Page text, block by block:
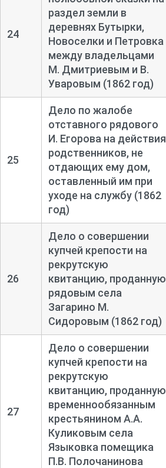
24
раздел земли в
деревнях Бутырки,
Новоселки и Петровка
между владельцами
М. Дмитриевым и В.
Уваровым (1862 год)
25
Дело по жалобе
отставного рядового
И. Егорова на действия
родственников, не
отдающих ему дом,
оставленный им при
уходе на службу (1862
год)
26
Дело о совершении
купчей крепости на
рекрутскую
квитанцию, проданную
рядовым села
Загарино М.
Сидоровым (1862 год)
27
Дело о совершении
купчей крепости на
рекрутскую
квитанцию, проданную
временнообязанным
крестьянином А.А.
Куликовым села
Языковка помещика
П.В. Полочанинова